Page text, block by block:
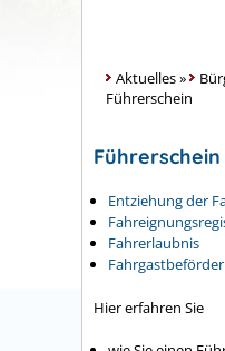
Aktuelles»
Führerschein
Führerschein
Entziehung der
Fahrerlaubnis
Hier erfahren Sie